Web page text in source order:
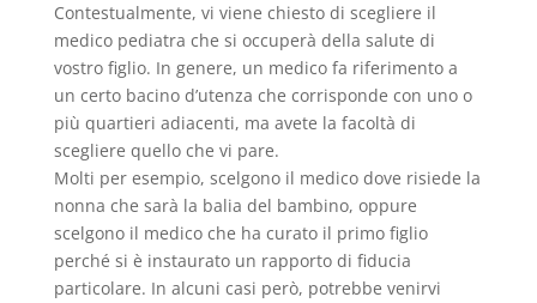
Contestualmente, vi viene chiesto di scegliere il
medico pediatra che si occuperà della salute di
vostro figlio. In genere, un medico fa riferimento a
un certo bacino d’utenza che corrisponde con uno o
più quartieri adiacenti, ma avete la facoltà di
scegliere quello che vi pare.
Molti per esempio, scelgono il medico dove risiede la
nonna che sarà la balia del bambino, oppure
scelgono il medico che ha curato il primo figlio
perché si è instaurato un rapporto di fiducia
particolare. In alcuni casi però, potrebbe venirvi